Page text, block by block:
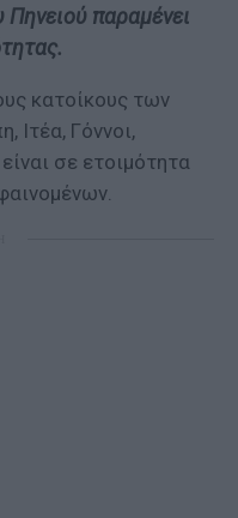
παραμένει
κατοίκους των
Ιτέα, Γόννοι,
σε ετοιμότητα